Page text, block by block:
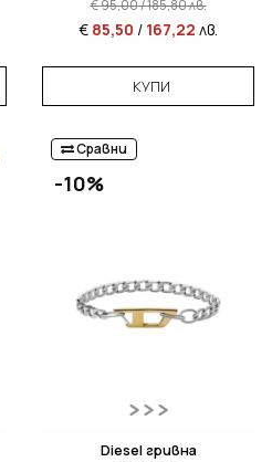
€95,00/185,80лв.
€ 85,50 / 167,22 лв.
КУПИ
Сравни
-10%
Diesel гривна